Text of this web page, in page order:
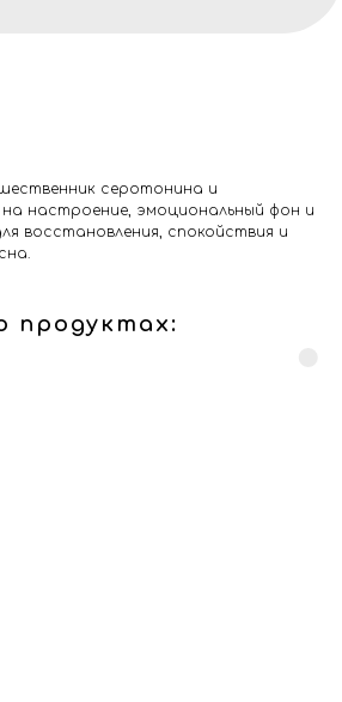
серотонина и
настроение, эмоциональный фон и
восстановления, спокойствия и
продуктах: